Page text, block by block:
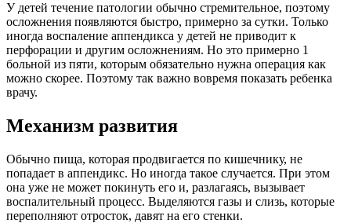
У детей течение патологии обычно стремительное, поэтому
осложнения появляются быстро, примерно за сутки. Только
иногда воспаление аппендикса у детей не приводит к
перфорации и другим осложнениям. Но это примерно 1
больной из пяти, которым обязательно нужна операция как
можно скорее. Поэтому так важно вовремя показать ребенка
врачу.
Механизм развития
Обычно пища, которая продвигается по кишечнику, не
попадает в аппендикс. Но иногда такое случается. При этом
она уже не может покинуть его и, разлагаясь, вызывает
воспалительный процесс. Выделяются газы и слизь, которые
переполняют отросток, давят на его стенки.